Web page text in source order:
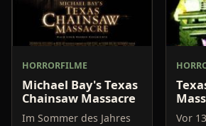
HORRORFILME
Michael Bay's Texas
Chainsaw Massacre
Im Sommer des Jahres Vor